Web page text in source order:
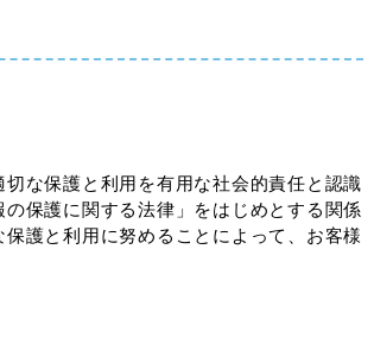
な保護と利用を有用な社会的責任と認識
保護に関する法律」をはじめとする関係
護と利用に努めることによって、お客様